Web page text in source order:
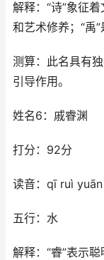
解释：“诗”象征
和艺术修养；“禹
测算：此名具有
引导作用。
姓名6：戚睿渊
打分：92分
读音：qī ruì yuān
五行：水
解释：“睿”表示